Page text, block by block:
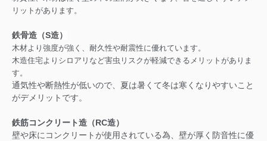
リットがあります。
鉄骨造（S造）
木材より強度が強く、耐久性や耐震性に優れています。
木造住宅よりシロアリなど害虫リスクが軽減できるメリットがありま
す。
通気性や断熱性が低いので、夏は暑くて冬は寒くなりやすいこと
がデメリットです。
鉄筋コンクリート造（RC造）
壁や床にコンクリートが使用されている為、壁が厚く防音性に優